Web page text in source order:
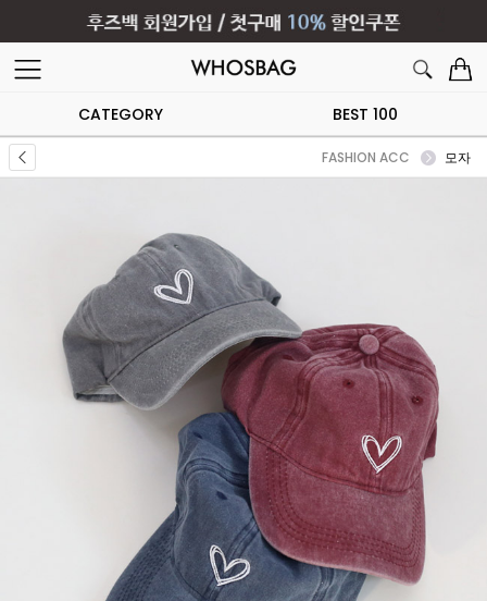
CATEGORY BEST 100
FASHION ACC 모자